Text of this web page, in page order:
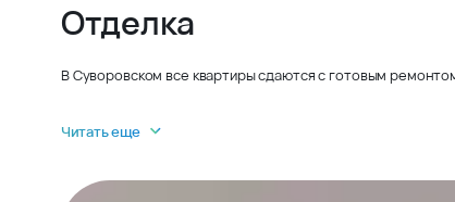
Отделка
В Суворовском все квартиры сдаются с готовым
Читать еще